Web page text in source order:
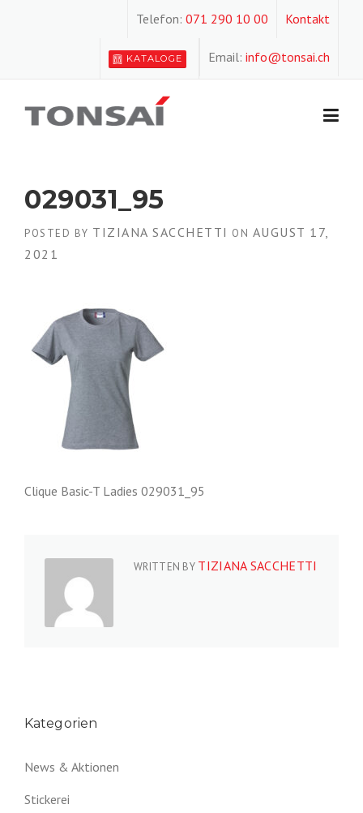
Kontakt
Telefon: 071 290 10 00
Email: info@tonsai.ch
KATALOGE
029031_95
POSTED BY TIZIANA SACCHETTI ON AUGUST 17,
2021
Clique Basic-T Ladies 029031_95
WRITTEN BY TIZIANA SACCHETTI
Kategorien
News & Aktionen
Stickerei